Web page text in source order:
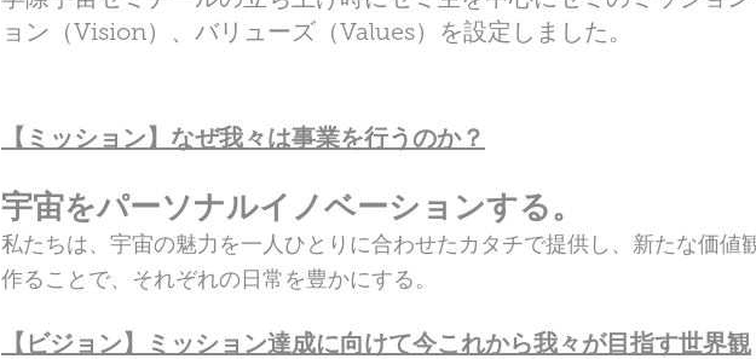
ョン（Vision）、バリューズ（Values）を設定しました。
【ミッション】なぜ我々は事業を行うのか？
宇宙をパーソナルイノベーションする。
私たちは、宇宙の魅力を一人ひとりに合わせたカタチで提供し、新たな価値
作ることで、それぞれの日常を豊かにする。
【ビジョン】ミッション達成に向けて今これから我々が目指す世界観